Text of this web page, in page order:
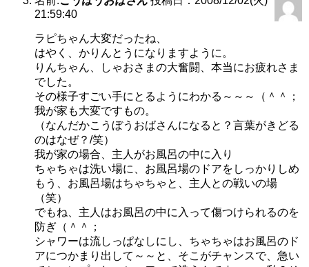
21:59:40
ラピちゃん大変だったね、
はやく、かりんとうになりますように。
りんちゃん、しゃおさまの大奮闘、本当にお疲れさま
でした。
その様子すごい手にとるようにわかる～～～（＾＾；
我が家も大変ですもの。
（なんだかこうぼうおばさんになると？言葉がきどる
のはなぜ？/笑）
我が家の場合、主人がお風呂の中に入り
ちゃちゃは洗い場に、お風呂場のドアをしっかりしめ
もう、お風呂場はちゃちゃと、主人との戦いの場
（笑）
でもね、主人はお風呂の中に入って傷つけられるのを
防ぎ（＾＾；
シャワーは流しっぱなしにし、ちゃちゃはお風呂のド
アにつかまり出して～～と、そこがチャンスで、急い